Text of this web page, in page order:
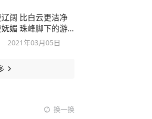
阔 比白云更洁净
媚 珠峰脚下的游
2021年03月05日
换一换